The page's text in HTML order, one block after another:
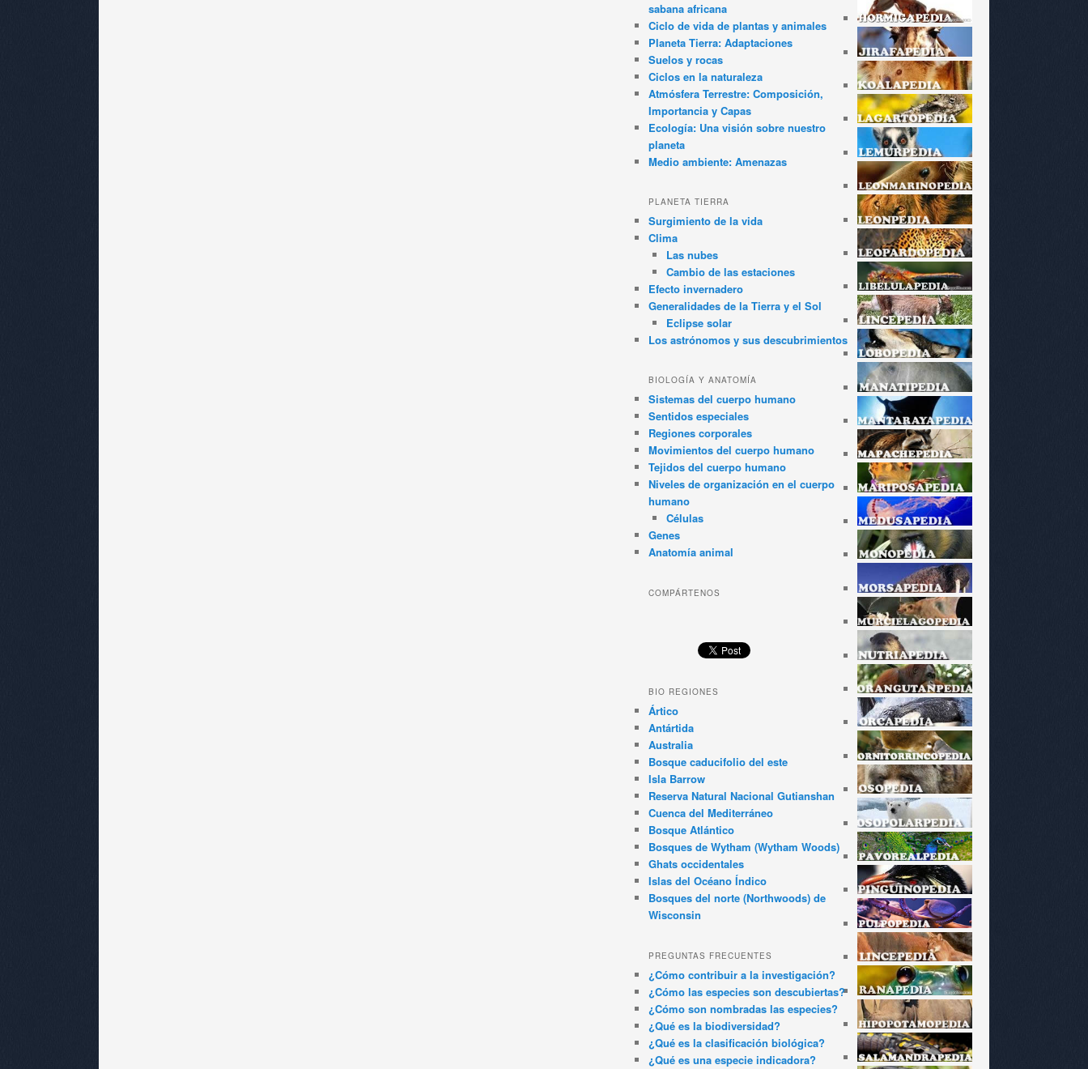
sabana africana
Ciclo de vida de plantas y animales
Planeta Tierra: Adaptaciones
Suelos y rocas
Ciclos en la naturaleza
Atmósfera Terrestre: Composición,
Importancia y Capas
Ecología: Una visión sobre nuestro
planeta
Medio ambiente: Amenazas
PLANETA TIERRA
Surgimiento de la vida
Clima
Las nubes
Cambio de las estaciones
Efecto invernadero
Generalidades de la Tierra y el Sol
Eclipse solar
Los astrónomos y sus descubrimientos
BIOLOGÍA Y ANATOMÍA
Sistemas del cuerpo humano
Sentidos especiales
Regiones corporales
Movimientos del cuerpo humano
Tejidos del cuerpo humano
Niveles de organización en el cuerpo
humano
Células
Genes
Anatomía animal
COMPÁRTENOS
BIO REGIONES
Ártico
Antártida
Australia
Bosque caducifolio del este
Isla Barrow
Reserva Natural Nacional Gutianshan
Cuenca del Mediterráneo
Bosque Atlántico
Bosques de Wytham (Wytham Woods)
Ghats occidentales
Islas del Océano Índico
Bosques del norte (Northwoods) de
Wisconsin
PREGUNTAS FRECUENTES
¿Cómo contribuir a la investigación?
¿Cómo las especies son descubiertas?
¿Cómo son nombradas las especies?
¿Qué es la biodiversidad?
¿Qué es la clasificación biológica?
¿Qué es una especie indicadora?